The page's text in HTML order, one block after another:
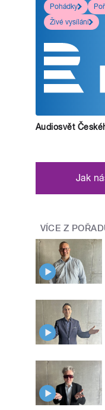
Pohádky
Živé vysílání
Audiosvět
Jak
VÍCE Z